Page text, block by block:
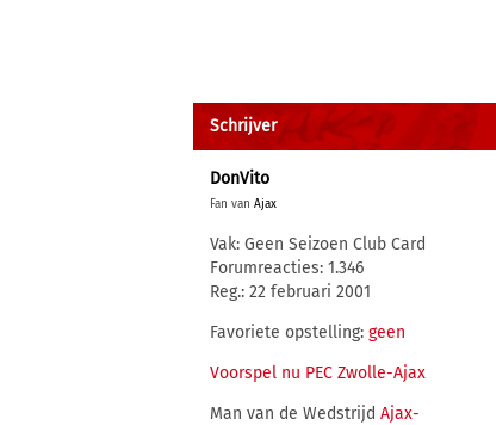
Schrijver
DonVito
Fan van Ajax
Vak: Geen Seizoen Club Card
Forumreacties: 1.346
Reg.: 22 februari 2001
Favoriete opstelling: geen
Voorspel nu PEC Zwolle-Ajax
Man van de Wedstrijd Ajax-